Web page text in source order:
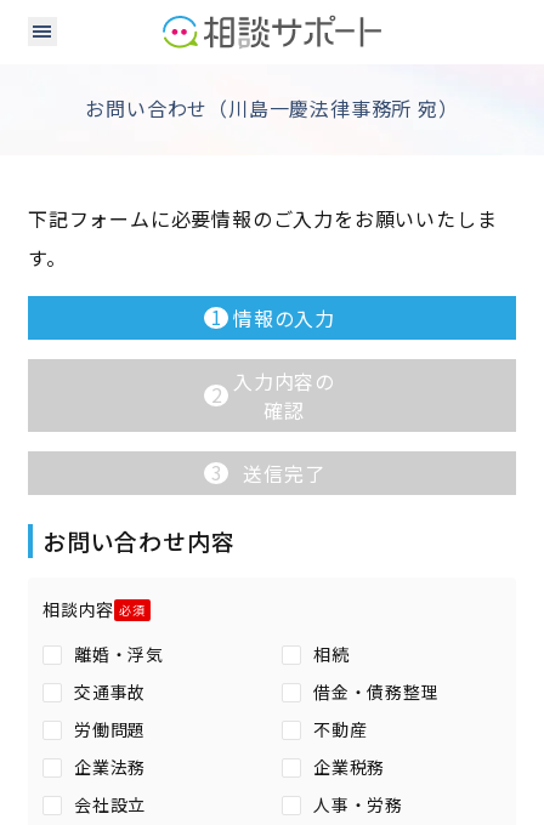
お問い合わせ（川島一慶法律事務所 宛）
下記フォームに必要情報のご入力をお願いいたしま
す。
1 情報の入力
2 入力内容の
確認
3 送信完了
お問い合わせ内容
相談内容
離婚・浮気
相続
交通事故
借金・債務整理
労働問題
不動産
企業法務
企業税務
会社設立
人事・労務